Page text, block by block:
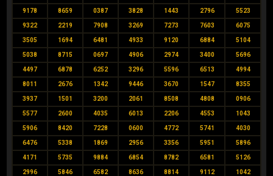
9178 8659 0387 3828 1443 2796 5523
9322 2219 7908 3269 7273 7603 6075
3505 1694 6481 4933 9120 6884 5104
5038 8715 0697 4906 2974 3400 5696
4497 6878 6252 3296 5596 6513 4994
8011 2676 1342 9446 3670 1547 8355
3937 1501 3200 2061 8508 4808 0906
5577 2600 4035 6013 2206 4553 1043
5906 8420 7228 0600 4772 5741 4030
6476 5338 1869 2956 3356 5951 5896
4171 5735 9884 6854 8782 6581 5126
2996 5846 6582 8636 8814 9112 1042